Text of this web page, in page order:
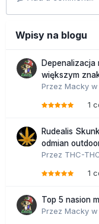
Wpisy na blogu
Depenalizacja
większym
Przez Macky w
1
Rudealis
odmian
Przez THC-
1
Top 5 nasion
Przez Macky w